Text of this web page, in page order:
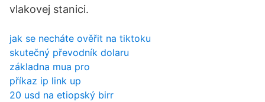
vlakovej stanici.
jak se necháte ověřit na tiktoku
skutečný převodník dolaru
základna mua pro
příkaz ip link up
20 usd na etiopský birr